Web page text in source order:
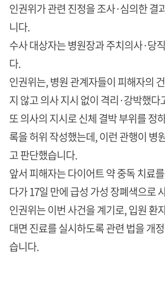
인권위가 관련 진정을 조사·심의한 결
니다.
수사 대상자는 병원장과 주치의사·당
다.
인권위는, 병원 관계자들이 피해자의
지 않고 의사 지시 없이 격리·강박했다
또 의사의 지시로 신체 결박 부위를 정
록을 허위 작성했는데, 이런 관행이 병
고 판단했습니다.
앞서 피해자는 다이어트 약 중독 치료
다가 17일 만에 급성 가성 장폐색으로
인권위는 이번 사건을 계기로, 입원 환
대면 진료를 실시하도록 관련 법을 개
습니다.